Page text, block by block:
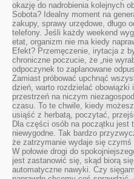
okazję do nadrobienia kolejnych
Sobota? Idealny moment na
zakupy, sprawy urzędowe, długo
telefony. Jeśli każdy weekend
etat, organizm nie ma kiedy
Efekt? Przemęczenie, irytacja z
chroniczne poczucie, że „nie
odpoczynek to zaplanowane
Zamiast próbować upchnąć
dzień, warto rozdzielać obowiązki
przestrzeń na niczym
czasu. To te chwile, kiedy
usiąść z herbatą, poczytać,
Dla części osób na początku jest
niewygodne. Tak bardzo
że zatrzymanie wydaje się czymś
W połowie drogi do
jest zastanowić się, skąd biorą
automatyczne nawyki. Czy